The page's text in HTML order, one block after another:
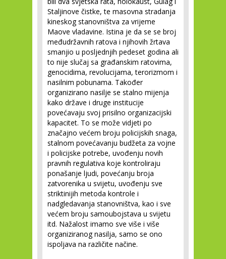
Staljinove čistke, te masovna stradanja
kineskog stanovništva za vrijeme
Maove vladavine. Istina je da se se broj
međudržavnih ratova i njihovih žrtava
smanjio u posljednjih pedeset godina ali
to nije slučaj sa građanskim ratovima,
genocidima, revolucijama, terorizmom i
nasilnim pobunama. Također
organizirano nasilje se stalno mijenja
kako države i druge institucije
povećavaju svoj prisilno organizacijski
kapacitet. To se može vidjeti po
značajno većem broju policijskih snaga,
stalnom povećavanju budžeta za vojne
i policijske potrebe, uvođenju novih
pravnih regulativa koje kontroliraju
ponašanje ljudi, povećanju broja
zatvorenika u svijetu, uvođenju sve
striktinijih metoda kontrole i
nadgledavanja stanovništva, kao i sve
većem broju samoubojstava u svijetu
itd. Nažalost imamo sve više i više
organiziranog nasilja, samo se ono
ispoljava na različite načine.